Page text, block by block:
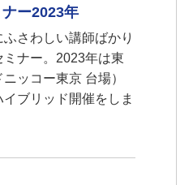
ー2023年
さわしい講師ばかり
ミナー。2023年は東
ッコー東京 台場）
ブリッド開催をしま